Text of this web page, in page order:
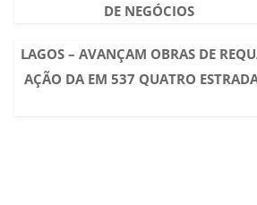
DE NEGÓCIOS
LAGOS – AVANÇAM OBRAS DE
AÇÃO DA EM 537 QUATRO